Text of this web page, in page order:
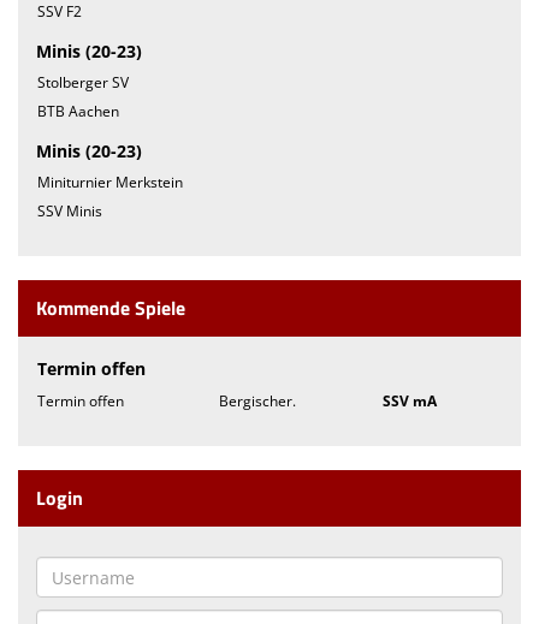
SSV F2
Minis (20-23)
Stolberger SV
BTB Aachen
Minis (20-23)
Miniturnier Merkstein
SSV Minis
Kommende Spiele
Termin offen
Termin offen Bergischer. SSV mA
Login